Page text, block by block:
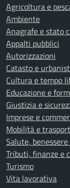
Agricoltura e
Ambiente
Anagrafe e stato
Appalti pubblici
Autorizzazioni
Catasto e
Cultura e tempo
Educazione e
Giustizia e
Imprese e
Mobilità e
Salute,
Tributi, finanze e
Turismo
Vita lavorativa